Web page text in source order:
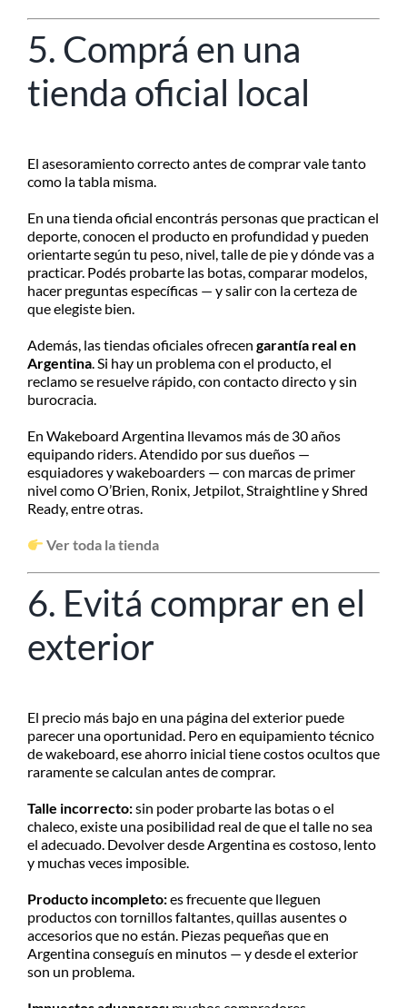
5. Comprá en una
tienda oficial local
El asesoramiento correcto antes de comprar vale tanto
como la tabla misma.
En una tienda oficial encontrás personas que practican el
deporte, conocen el producto en profundidad y pueden
orientarte según tu peso, nivel, talle de pie y dónde vas a
practicar. Podés probarte las botas, comparar modelos,
hacer preguntas específicas — y salir con la certeza de
que elegiste bien.
Además, las tiendas oficiales ofrecen garantía real en
Argentina. Si hay un problema con el producto, el
reclamo se resuelve rápido, con contacto directo y sin
burocracia.
En Wakeboard Argentina llevamos más de 30 años
equipando riders. Atendido por sus dueños —
esquiadores y wakeboarders — con marcas de primer
nivel como O’Brien, Ronix, Jetpilot, Straightline y Shred
Ready, entre otras.
Ver toda la tienda
6. Evitá comprar en el
exterior
El precio más bajo en una página del exterior puede
parecer una oportunidad. Pero en equipamiento técnico
de wakeboard, ese ahorro inicial tiene costos ocultos que
raramente se calculan antes de comprar.
Talle incorrecto:sin poder probarte las botas o el
chaleco, existe una posibilidad real de que el talle no sea
el adecuado. Devolver desde Argentina es costoso, lento
y muchas veces imposible.
Producto incompleto:es frecuente que lleguen
productos con tornillos faltantes, quillas ausentes o
accesorios que no están. Piezas pequeñas que en
Argentina conseguís en minutos — y desde el exterior
son un problema.